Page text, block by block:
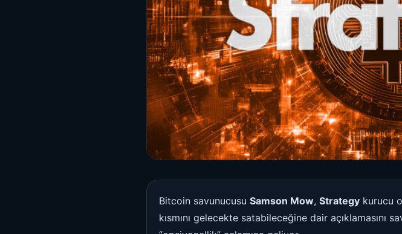
Bitcoin savunucusu Samson Mow, Strategy kurucu
kısmını gelecekte satabileceğine dair açıklamasını